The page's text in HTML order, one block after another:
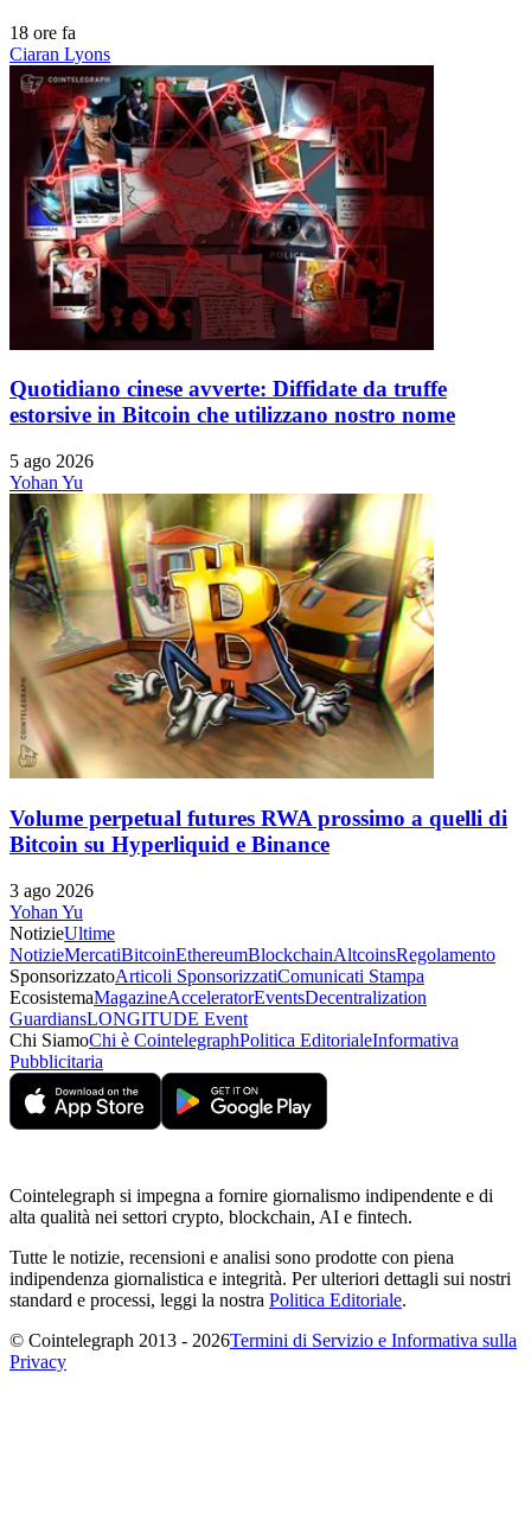
18 ore fa
Ciaran Lyons
Quotidiano cinese avverte: Diffidate da truffe
estorsive in Bitcoin che utilizzano nostro nome
5 ago 2026
Yohan Yu
Volume perpetual futures RWA prossimo a quelli di
Bitcoin su Hyperliquid e Binance
3 ago 2026
Yohan Yu
NotizieUltime
NotizieMercatiBitcoinEthereumBlockchainAltcoinsRegolamento
SponsorizzatoArticoli SponsorizzatiComunicati Stampa
EcosistemaMagazineAcceleratorEventsDecentralization
GuardiansLONGITUDE Event
Chi SiamoChi è CointelegraphPolitica EditorialeInformativa
Pubblicitaria
Cointelegraph si impegna a fornire giornalismo indipendente e di
alta qualità nei settori crypto, blockchain, AI e fintech.
Tutte le notizie, recensioni e analisi sono prodotte con piena
indipendenza giornalistica e integrità. Per ulteriori dettagli sui nostri
standard e processi, leggi la nostra Politica Editoriale.
© Cointelegraph 2013 - 2026Termini di Servizio e Informativa sulla
Privacy